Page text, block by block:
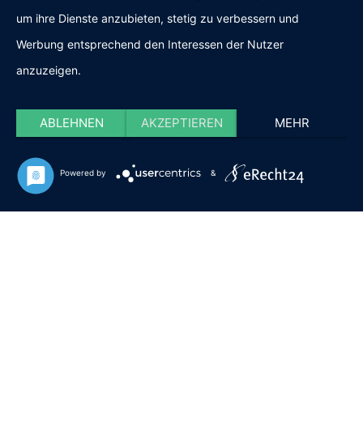
um ihre Dienste anzubieten, stetig zu verbessern und
Werbung entsprechend den Interessen der Nutzer
anzuzeigen.
ABLEHNEN AKZEPTIEREN MEHR
Powered by &